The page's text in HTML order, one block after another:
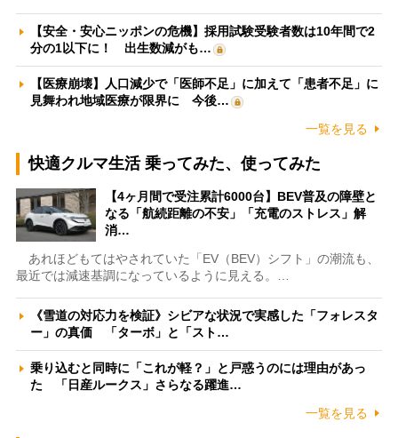
【安全・安心ニッポンの危機】採用試験受験者数は10年間で2
分の1以下に！ 出生数減がも…
【医療崩壊】人口減少で「医師不足」に加えて「患者不足」に
見舞われ地域医療が限界に 今後…
一覧を見る
快適クルマ生活 乗ってみた、使ってみた
【4ヶ月間で受注累計6000台】BEV普及の障壁と
なる「航続距離の不安」「充電のストレス」解
消…
あれほどもてはやされていた「EV（BEV）シフト」の潮流も、
最近では減速基調になっているように見える。…
《雪道の対応力を検証》シビアな状況で実感した「フォレスタ
ー」の真価 「ターボ」と「スト…
乗り込むと同時に「これが軽？」と戸惑うのには理由があっ
た 「日産ルークス」さらなる躍進…
一覧を見る